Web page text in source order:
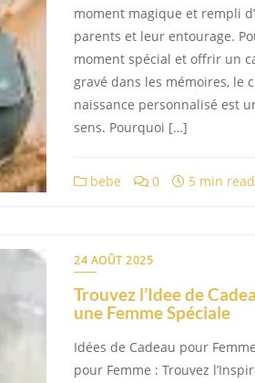
moment magique et rempli
parents et leur entourage.
moment spécial et offrir un
gravé dans les mémoires, le
naissance personnalisé est
sens. Pourquoi […]
bebe 0 5 min read
24 AOÛT 2025
Trouvez l’Idee de
une Femme Spéciale
Idées de Cadeau pour
pour Femme : Trouvez